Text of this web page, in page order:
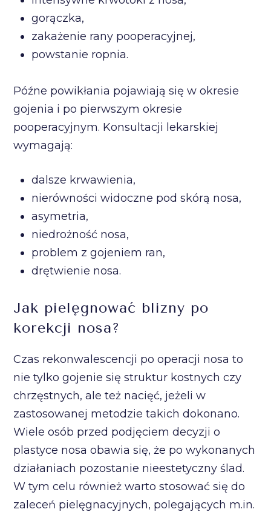
gorączka,
zakażenie rany pooperacyjnej,
powstanie ropnia.
Późne powikłania pojawiają się w okresie
gojenia i po pierwszym okresie
pooperacyjnym. Konsultacji lekarskiej
wymagają:
dalsze krwawienia,
nierówności widoczne pod skórą nosa,
asymetria,
niedrożność nosa,
problem z gojeniem ran,
drętwienie nosa.
Jak pielęgnować blizny po
korekcji nosa?
Czas rekonwalescencji po operacji nosa to
nie tylko gojenie się struktur kostnych czy
chrzęstnych, ale też nacięć, jeżeli w
zastosowanej metodzie takich dokonano.
Wiele osób przed podjęciem decyzji o
plastyce nosa obawia się, że po wykonanych
działaniach pozostanie nieestetyczny ślad.
W tym celu również warto stosować się do
zaleceń pielęgnacyjnych, polegających m.in.